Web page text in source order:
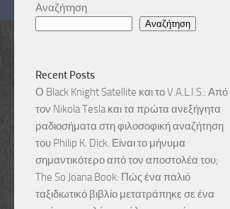
Αναζήτηση
Αναζήτηση
Recent Posts
Ο Black Knight Satellite και το V.A.L.I.S.: Από
τον Nikola Tesla και τα πρώτα ανεξήγητα
ραδιοσήματα στη φιλοσοφική αναζήτηση
του Philip K. Dick. Είναι το μήνυμα
σημαντικότερο από τον αποστολέα του;
The So Joana Book: Πώς ένα παλιό
ταξιδιωτικό βιβλίο μετατράπηκε σε ένα